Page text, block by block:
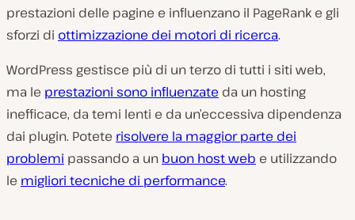
prestazioni delle pagine e influenzano il PageRank e gli
sforzi di ottimizzazione dei motori di ricerca.
WordPress gestisce più di un terzo di tutti i siti web,
ma le prestazioni sono influenzate da un hosting
inefficace, da temi lenti e da un’eccessiva dipendenza
dai plugin. Potete risolvere la maggior parte dei
problemi passando a un buon host web e utilizzando
le migliori tecniche di performance.